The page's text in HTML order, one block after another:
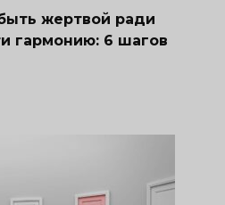
жертвой ради
гармонию: 6 шагов